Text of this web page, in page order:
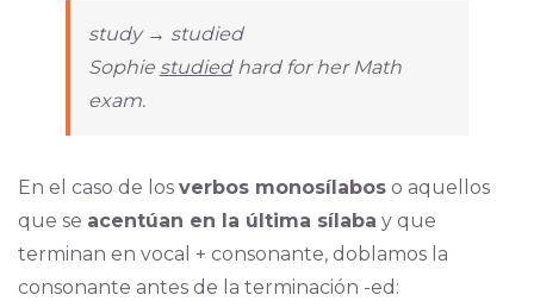
study → studied
Sophie studiedhard for her Math
exam.
En el caso de los verbos monosílaboso aquellos
que se acentúan en la última sílaba y que
terminan en vocal + consonante, doblamos la
consonante antes de la terminación -ed: